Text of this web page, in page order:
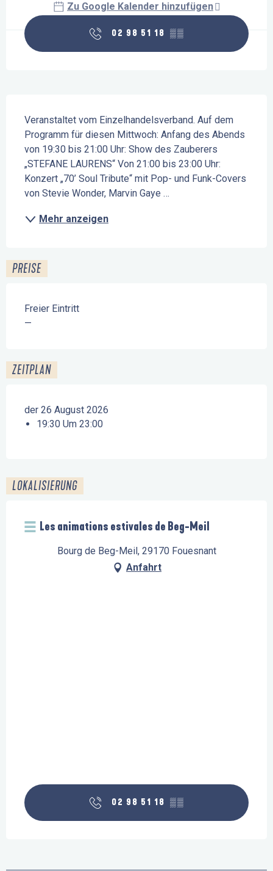
Zu Google Kalender hinzufügen
02 98 51 18 ▒▒
Veranstaltet vom Einzelhandelsverband. Auf dem
Programm für diesen Mittwoch: Anfang des Abends
von 19:30 bis 21:00 Uhr: Show des Zauberers
„STEFANE LAURENS“ Von 21:00 bis 23:00 Uhr:
Konzert „70’ Soul Tribute“ mit Pop- und Funk-Covers
von Stevie Wonder, Marvin Gaye …
Mehr anzeigen
PREISE
Freier Eintritt
—
ZEITPLAN
der 26 August 2026
19:30 Um 23:00
LOKALISIERUNG
Les animations estivales de Beg-Meil
Bourg de Beg-Meil, 29170 Fouesnant
Anfahrt
02 98 51 18 ▒▒